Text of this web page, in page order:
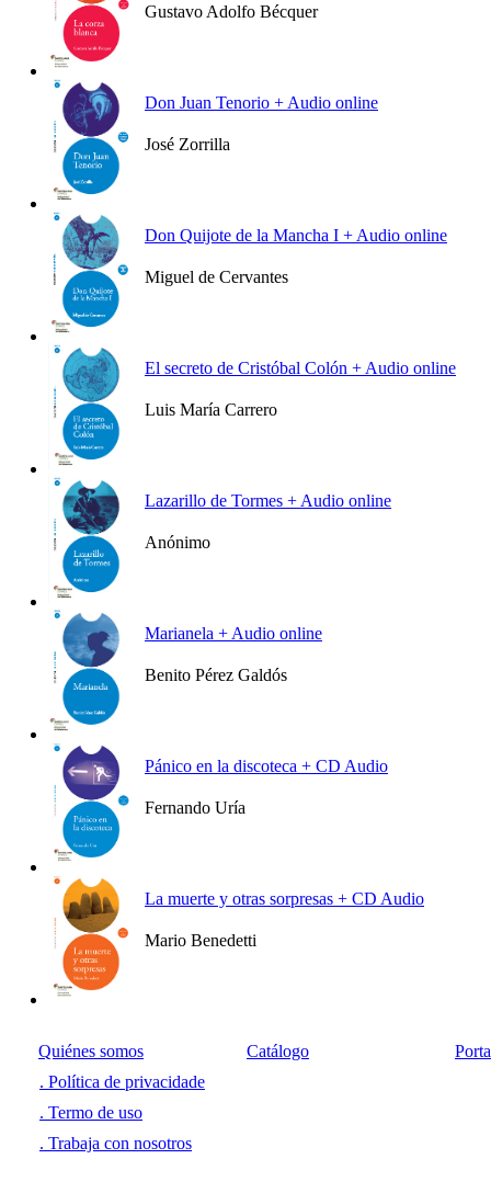
Gustavo Adolfo Bécquer
Don Juan Tenorio + Audio online
José Zorrilla
Don Quijote de la Mancha I + Audio online
Miguel de Cervantes
El secreto de Cristóbal Colón + Audio online
Luis María Carrero
Lazarillo de Tormes + Audio online
Anónimo
Marianela + Audio online
Benito Pérez Galdós
Pánico en la discoteca + CD Audio
Fernando Uría
La muerte y otras sorpresas + CD Audio
Mario Benedetti
Quiénes somos
. Política de privacidade
. Termo de uso
. Trabaja con nosotros
Catálogo